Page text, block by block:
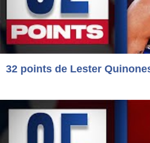
32 points de Lester